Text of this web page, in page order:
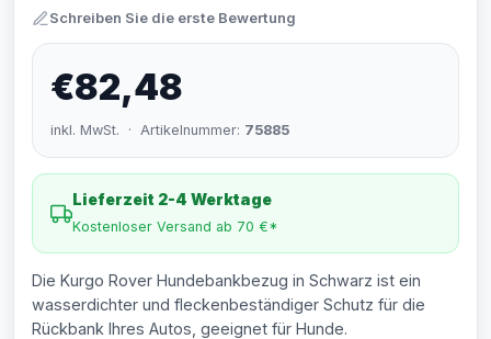
Schreiben Sie die erste Bewertung
€82,48
inkl. MwSt. · Artikelnummer: 75885
Lieferzeit 2-4 Werktage
Kostenloser Versand ab 70 €*
Die Kurgo Rover Hundebankbezug in Schwarz ist ein
wasserdichter und fleckenbeständiger Schutz für die
Rückbank Ihres Autos, geeignet für Hunde.